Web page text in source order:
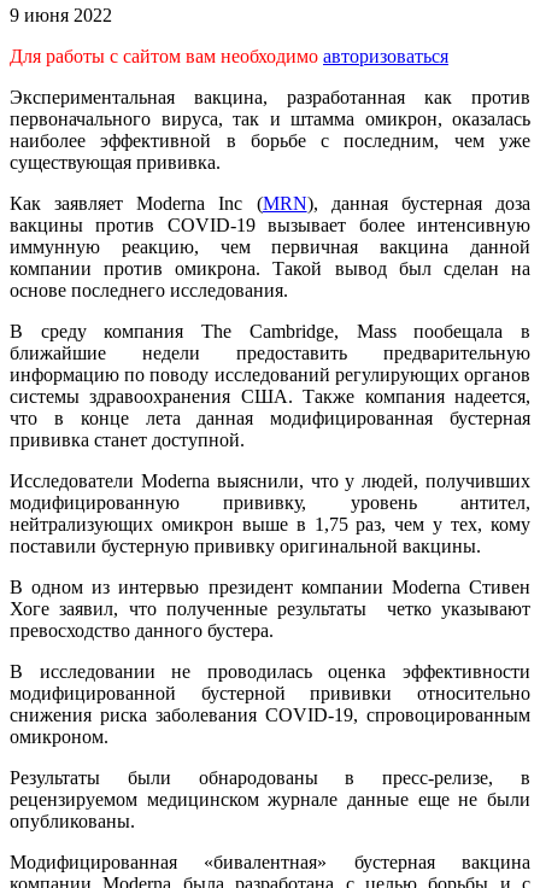
9 июня 2022
Для работы с сайтом вам необходимо авторизоваться
Экспериментальная вакцина, разработанная как против
первоначального вируса, так и штамма омикрон, оказалась
наиболее эффективной в борьбе с последним, чем уже
существующая прививка.
Как заявляет Moderna Inc (MRN), данная бустерная доза
вакцины против COVID-19 вызывает более интенсивную
иммунную реакцию, чем первичная вакцина данной
компании против омикрона. Такой вывод был сделан на
основе последнего исследования.
В среду компания The Cambridge, Mass пообещала в
ближайшие недели предоставить предварительную
информацию по поводу исследований регулирующих органов
системы здравоохранения США. Также компания надеется,
что в конце лета данная модифицированная бустерная
прививка станет доступной.
Исследователи Moderna выяснили, что у людей, получивших
модифицированную прививку, уровень антител,
нейтрализующих омикрон выше в 1,75 раз, чем у тех, кому
поставили бустерную прививку оригинальной вакцины.
В одном из интервью президент компании Moderna Стивен
Хоге заявил, что полученные результаты четко указывают
превосходство данного бустера.
В исследовании не проводилась оценка эффективности
модифицированной бустерной прививки относительно
снижения риска заболевания COVID-19, спровоцированным
омикроном.
Результаты были обнародованы в пресс-релизе, в
рецензируемом медицинском журнале данные еще не были
опубликованы.
Модифицированная «бивалентная» бустерная вакцина
компании Moderna была разработана с целью борьбы и с